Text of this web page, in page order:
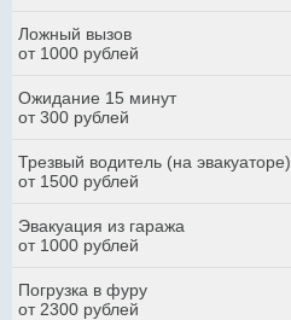
Ложный вызов
от 1000 рублей
Ожидание 15 минут
от 300 рублей
Трезвый водитель (на эвакуаторе)
от 1500 рублей
Эвакуация из гаража
от 1000 рублей
Погрузка в фуру
от 2300 рублей